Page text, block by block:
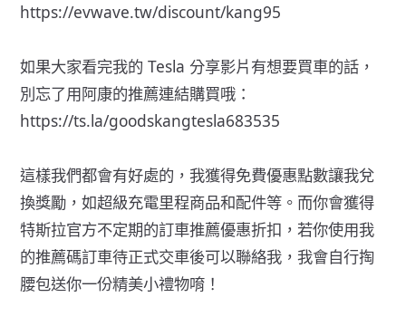
https://evwave.tw/discount/kang95
如果大家看完我的 Tesla 分享影片有想要買車的話，
別忘了用阿康的推薦連結購買哦：
https://ts.la/goodskangtesla683535
這樣我們都會有好處的，我獲得免費優惠點數讓我兌
換獎勵，如超級充電里程商品和配件等。而你會獲得
特斯拉官方不定期的訂車推薦優惠折扣，若你使用我
的推薦碼訂車待正式交車後可以聯絡我，我會自行掏
腰包送你一份精美小禮物唷！